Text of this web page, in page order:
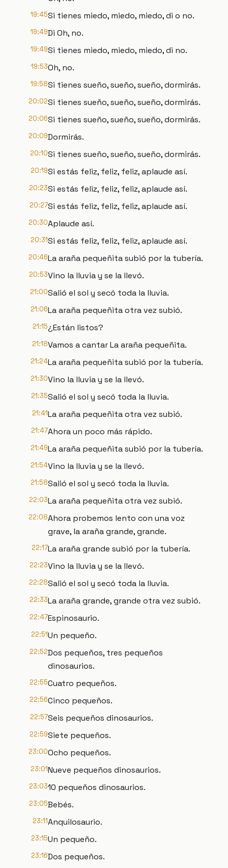
19:45Si tienes miedo, miedo, miedo, di o no.
19:49Di Oh, no.
19:49Si tienes miedo, miedo, miedo, di no.
19:53Oh, no.
19:58Si tienes sueño, sueño, sueño, dormirás.
20:02Si tienes sueño, sueño, sueño, dormirás.
20:06Si tienes sueño, sueño, sueño, dormirás.
20:09Dormirás.
20:10Si tienes sueño, sueño, sueño, dormirás.
20:19Si estás feliz, feliz, feliz, aplaude así.
20:23Si estás feliz, feliz, feliz, aplaude así.
20:27Si estás feliz, feliz, feliz, aplaude así.
20:30Aplaude así.
20:31Si estás feliz, feliz, feliz, aplaude así.
20:46La araña pequeñita subió por la tubería.
20:53Vino la lluvia y se la llevó.
21:00Salió el sol y secó toda la lluvia.
21:06La araña pequeñita otra vez subió.
21:15¿Están listos?
21:18Vamos a cantar La araña pequeñita.
21:24La araña pequeñita subió por la tubería.
21:30Vino la lluvia y se la llevó.
21:35Salió el sol y secó toda la lluvia.
21:41La araña pequeñita otra vez subió.
21:47Ahora un poco más rápido.
21:49La araña pequeñita subió por la tubería.
21:54Vino la lluvia y se la llevó.
21:58Salió el sol y secó toda la lluvia.
22:03La araña pequeñita otra vez subió.
22:08Ahora probemos lento con una voz
grave, la araña grande, grande.
22:17La araña grande subió por la tubería.
22:23Vino la lluvia y se la llevó.
22:28Salió el sol y secó toda la lluvia.
22:33La araña grande, grande otra vez subió.
22:47Espinosaurio.
22:51Un pequeño.
22:52Dos pequeños, tres pequeños
dinosaurios.
22:55Cuatro pequeños.
22:56Cinco pequeños.
22:57Seis pequeños dinosaurios.
22:59Siete pequeños.
23:00Ocho pequeños.
23:01Nueve pequeños dinosaurios.
23:0310 pequeños dinosaurios.
23:05Bebés.
23:11Anquilosaurio.
23:15Un pequeño.
23:16Dos pequeños.